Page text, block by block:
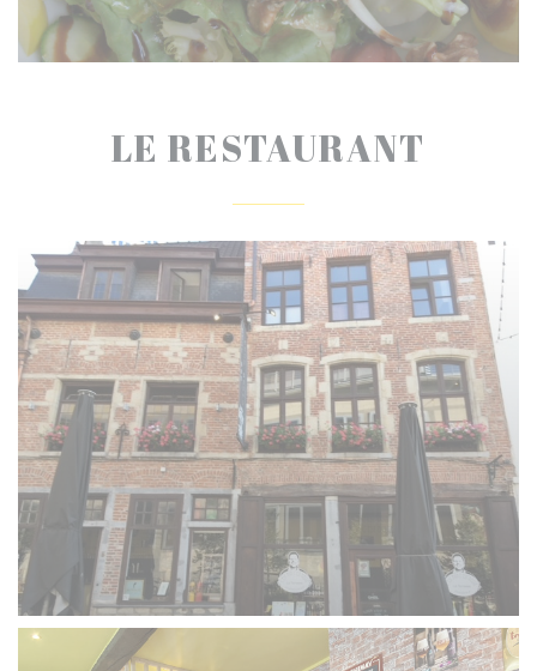
LE RESTAURANT